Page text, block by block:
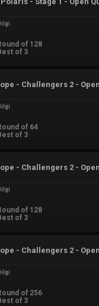
of 128
of 3
- Challengers 2 -
of 64
of 3
- Challengers 2 -
of 128
of 3
- Challengers 2 -
of 256
of 3